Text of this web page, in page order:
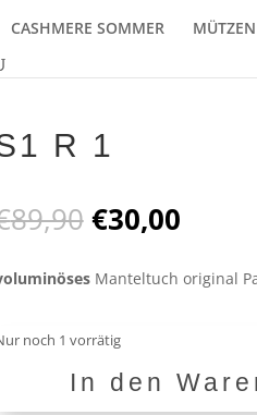
CASHMERE SOMMER
R 1
89,90
Preis
war:
€30,00
ist:
Manteltuch original
noch 1 vorrätig
In den